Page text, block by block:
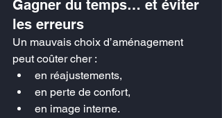
Gagner du temps… et éviter
les erreurs
Un mauvais choix d’aménagement
peut coûter cher :
en réajustements,
en perte de confort,
en image interne.